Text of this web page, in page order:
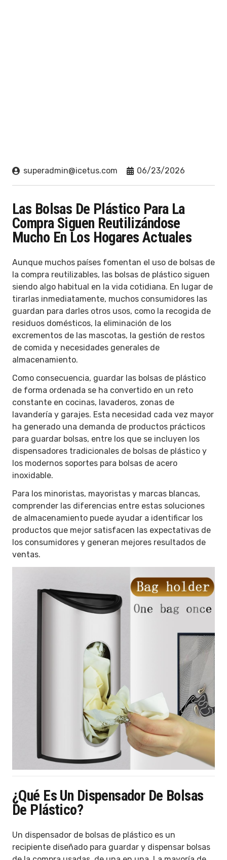
superadmin@icetus.com 06/23/2026
Las Bolsas De Plástico Para La
Compra Siguen Reutilizándose
Mucho En Los Hogares Actuales
Aunque muchos países fomentan el uso de bolsas de
la compra reutilizables, las bolsas de plástico siguen
siendo algo habitual en la vida cotidiana. En lugar de
tirarlas inmediatamente, muchos consumidores las
guardan para darles otros usos, como la recogida de
residuos domésticos, la eliminación de los
excrementos de las mascotas, la gestión de restos
de comida y necesidades generales de
almacenamiento.
Como consecuencia, guardar las bolsas de plástico
de forma ordenada se ha convertido en un reto
constante en cocinas, lavaderos, zonas de
lavandería y garajes. Esta necesidad cada vez mayor
ha generado una demanda de productos prácticos
para guardar bolsas, entre los que se incluyen los
dispensadores tradicionales de bolsas de plástico y
los modernos soportes para bolsas de acero
inoxidable.
Para los minoristas, mayoristas y marcas blancas,
comprender las diferencias entre estas soluciones
de almacenamiento puede ayudar a identificar los
productos que mejor satisfacen las expectativas de
los consumidores y generan mejores resultados de
ventas.
¿Qué Es Un Dispensador De Bolsas
De Plástico?
Un dispensador de bolsas de plástico es un
recipiente diseñado para guardar y dispensar bolsas